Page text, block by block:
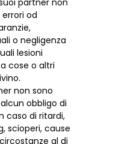
od
o negligenza
lesioni
cose o altri
non sono
obbligo di
caso di ritardi,
scioperi, cause
al di